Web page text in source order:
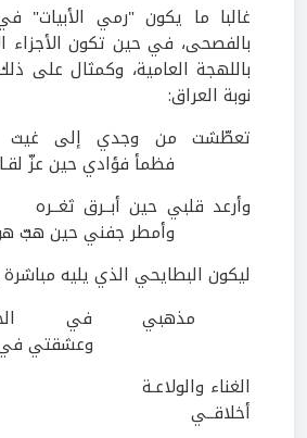
غالبا ما يكون "رمي الأبيات"
بالفصحى، في حين تكون الأجزاء
باللهجة العامية، وكمثال على
نوبة العراق:
تعطّشت من وجدي
فظمأ فؤادي حين عزّ
وأرعد قلبي حين
وأمطر جفني حين هبّ
ليكون البطايحي الذي يليه مباشرة
مذهبي في
وعشقتي في
الغناء
أخلاقــي